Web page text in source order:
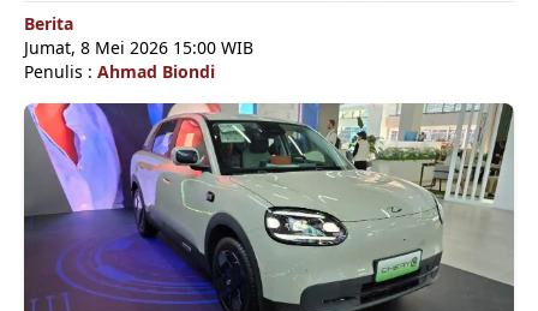
Berita
Jumat, 8 Mei 2026 15:00 WIB
Penulis : Ahmad Biondi